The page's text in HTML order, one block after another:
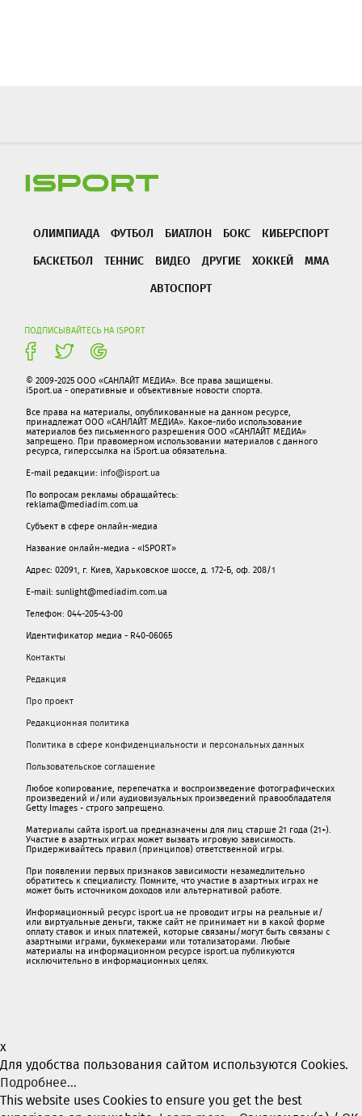
ОЛИМПИАДА ФУТБОЛ БИАТЛОН БОКС
КИБЕРСПОРТ
БАСКЕТБОЛ
ТЕННИС ВИДЕО ДРУГИЕ ХОККЕЙ
ММА
АВТОСПОРТ
ПОДПИСЫВАЙТЕСЬ НА ISPORT
© 2009-2025 ООО «САНЛАЙТ МЕДИА». Все права защищены.
iSport.ua - оперативные и объективные новости спорта.
Все права на материалы, опубликованные на данном ресурсе,
принадлежат ООО «САНЛАЙТ МЕДИА». Какое-либо использование
материалов без письменного разрешения ООО «САНЛАЙТ МЕДИА»
запрещено. При правомерном использовании материалов с данного
ресурса, гиперссылка на iSport.ua обязательна.
E-mail редакции: info@isport.ua
По вопросам рекламы обращайтесь:
reklama@mediadim.com.ua
Субъект в сфере онлайн-медиа
Название онлайн-медиа - «ISPORT»
Адрес: 02091, г. Киев, Харьковское шоссе, д. 172-Б, оф. 208/1
E-mail: sunlight@mediadim.com.ua
Телефон: 044-205-43-00
Идентификатор медиа - R40-06065
Контакты
Редакция
Про проект
Редакционная политика
Политика в сфере конфиденциальности и персональных данных
Пользовательское соглашение
Любое копирование, перепечатка и воспроизведение фотографических
произведений и/или аудиовизуальных произведений правообладателя
Getty Images - строго запрещено.
Материалы сайта isport.ua предназначены для лиц старше 21 года (21+).
Участие в азартных играх может вызвать игровую зависимость.
Придерживайтесь правил (принципов) ответственной игры.
При появлении первых признаков зависимости незамедлительно
обратитесь к специалисту. Помните, что участие в азартных играх не
может быть источником доходов или альтернативой работе.
Информационный ресурс isport.ua не проводит игры на реальные и/
или виртуальные деньги, также сайт не принимает ни в какой форме
oплaту ставок и иных платежей, которые связаны/могут быть связаны c
азартными игрaми, букмекерами или тотализаторами. Любые
материалы на информационном ресурсе isport.ua публикуютcя
исключительно в информационных целях.
x
Для удобства пользования сайтом используются Cookies.
Подробнее...
This website uses Cookies to ensure you get the best